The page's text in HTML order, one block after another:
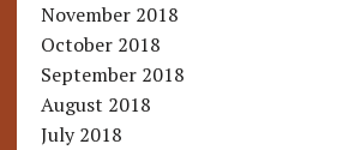
November 2018
October 2018
September 2018
August 2018
July 2018